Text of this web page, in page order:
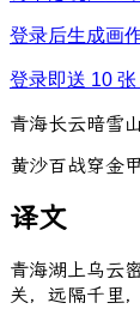
登录后生成画
登录即送 10 张
青海长云暗雪山
黄沙百战穿金甲
译文
青海湖上乌云
关，远隔千里